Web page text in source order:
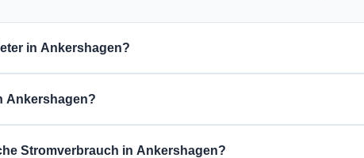
in Ankershagen?
sich um die Kuendigung bei Ihrem aktuellen Versorger.
Ankershagen?
Stromverbrauch in Ankershagen?